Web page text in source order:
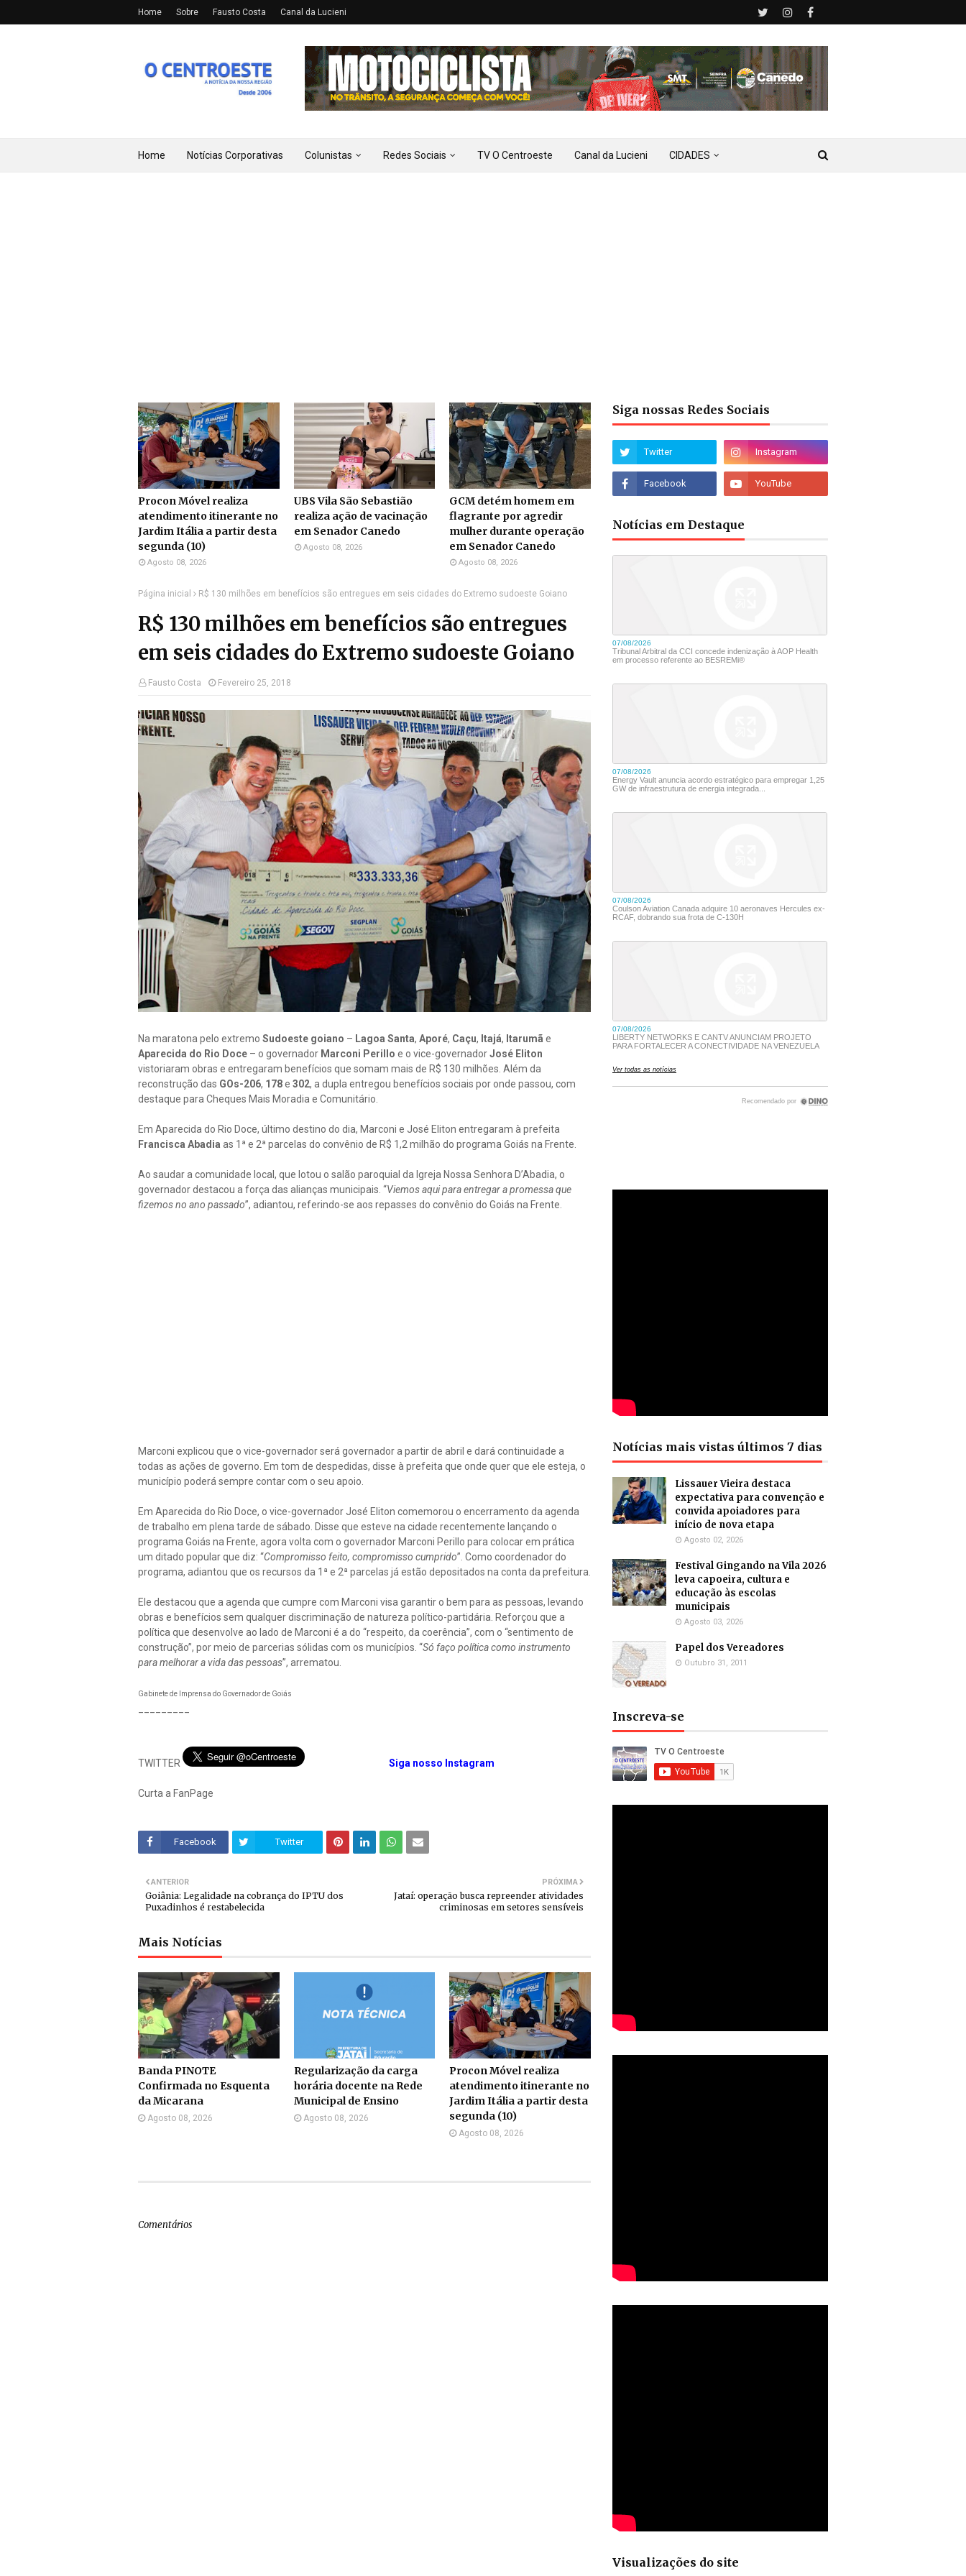
Home Sobre Fausto Costa Canal da Lucieni
Home Notícias Corporativas Colunistas Redes Sociais TV O Centroeste Canal da Lucieni CIDADES
Procon Móvel realiza
atendimento itinerante no
Jardim Itália a partir desta
segunda (10)
Agosto 08, 2026
UBS Vila São Sebastião
realiza ação de vacinação
em Senador Canedo
Agosto 08, 2026
GCM detém homem em
flagrante por agredir
mulher durante operação
em Senador Canedo
Agosto 08, 2026
Página inicial R$ 130 milhões em benefícios são entregues em seis cidades do Extremo sudoeste Goiano
R$ 130 milhões em benefícios são entregues
em seis cidades do Extremo sudoeste Goiano
Fausto Costa Fevereiro 25, 2018
Na maratona pelo extremo Sudoeste goiano – Lagoa Santa, Aporé, Caçu, Itajá, Itarumã e
Aparecida do Rio Doce – o governador Marconi Perillo e o vice-governadorJosé Eliton
vistoriaram obras e entregaram benefícios que somam mais de R$ 130 milhões. Além da
reconstrução das GOs-206, 178e 302, a dupla entregou benefícios sociais por onde passou, com
destaque para Cheques Mais Moradia e Comunitário.
Em Aparecida do Rio Doce, último destino do dia, Marconi e José Eliton entregaram à prefeita
Francisca Abadia as 1ª e 2ª parcelas do convênio de R$ 1,2 milhão do programa Goiás na Frente.
Ao saudar a comunidade local, que lotou o salão paroquial da Igreja Nossa Senhora D’Abadia, o
governador destacou a força das alianças municipais. “Viemos aqui para entregar a promessa que
fizemos no ano passado”, adiantou, referindo-se aos repasses do convênio do Goiás na Frente.
Marconi explicou que o vice-governador será governador a partir de abril e dará continuidade a
todas as ações de governo. Em tom de despedidas, disse à prefeita que onde quer que ele esteja, o
município poderá sempre contar com o seu apoio.
Em Aparecida do Rio Doce, o vice-governador José Eliton comemorou o encerramento da agenda
de trabalho em plena tarde de sábado. Disse que esteve na cidade recentemente lançando o
programa Goiás na Frente, agora volta com o governador Marconi Perillo para colocar em prática
um ditado popular que diz: “Compromisso feito, compromisso cumprido”. Como coordenador do
programa, adiantou que os recursos da 1ª e 2ª parcelas já estão depositados na conta da prefeitura.
Ele destacou que a agenda que cumpre com Marconi visa garantir o bem para as pessoas, levando
obras e benefícios sem qualquer discriminação de natureza político-partidária. Reforçou que a
política que desenvolve ao lado de Marconi é a do “respeito, da coerência”, com o “sentimento de
construção”, por meio de parcerias sólidas com os municípios. “Só faço política como instrumento
para melhorar a vida das pessoas”, arrematou.
Gabinete de Imprensa do Governador de Goiás
TWITTER Siga nosso Instagram
Curta a FanPage
Facebook Twitter
PRÓXIMA
Jataí: operação busca repreender atividades
criminosas em setores sensíveis
ANTERIOR
Goiânia: Legalidade na cobrança do IPTU dos
Puxadinhos é restabelecida
Mais Notícias
Banda PINOTE
Confirmada no Esquenta
da Micarana
Agosto 08, 2026
Regularização da carga
horária docente na Rede
Municipal de Ensino
Agosto 08, 2026
Procon Móvel realiza
atendimento itinerante no
Jardim Itália a partir desta
segunda (10)
Agosto 08, 2026
Comentários
Siga nossas Redes Sociais
Notícias em Destaque
Notícias mais vistas últimos 7 dias
Lissauer Vieira destaca
expectativa para convenção e
convida apoiadores para
início de nova etapa
Agosto 02, 2026
Festival Gingando na Vila 2026
leva capoeira, cultura e
educação às escolas
municipais
Agosto 03, 2026
Papel dos Vereadores
Outubro 31, 2011
Inscreva-se
Visualizações do site